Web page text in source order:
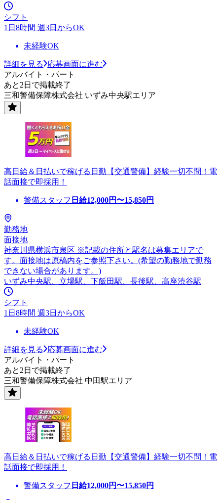
シフト
1日8時間 週3日からOK
未経験OK
詳細を見る
応募画面に進む
アルバイト・パート
あと2日で掲載終了
三和警備保障株式会社 いずみ中央駅エリア
高日給＆日払いで稼げる日勤【交通警備】経験一切不問！電
話面接で即採用！
警備スタッフ 日給12,000円〜15,850円
勤務地
面接地
神奈川県横浜市泉区 ※記載の住所と駅名は募集エリアで
す。面接地は原稿内をご参照下さい。(希望の勤務地で勤務
できない場合があります。)
いずみ中央駅、立場駅、下飯田駅、長後駅、高座渋谷駅
シフト
1日8時間 週3日からOK
未経験OK
詳細を見る
応募画面に進む
アルバイト・パート
あと2日で掲載終了
三和警備保障株式会社 中田駅エリア
高日給＆日払いで稼げる日勤【交通警備】経験一切不問！電
話面接で即採用！
警備スタッフ 日給12,000円〜15,850円